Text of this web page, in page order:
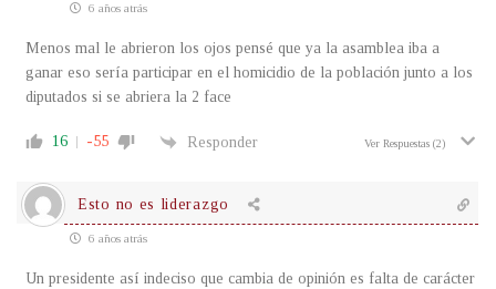
6 años atrás
Menos mal le abrieron los ojos pensé que ya la asamblea iba a
ganar eso sería participar en el homicidio de la población junto a los
diputados si se abriera la 2 face
16 -55 Responder Ver Respuestas (2)
Esto no es liderazgo
6 años atrás
Un presidente así indeciso que cambia de opinión es falta de carácter